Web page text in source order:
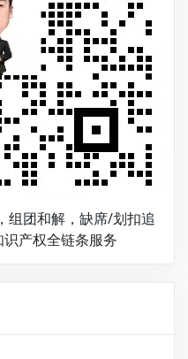
组团和解，缺席/划扣追
产权全链条服务